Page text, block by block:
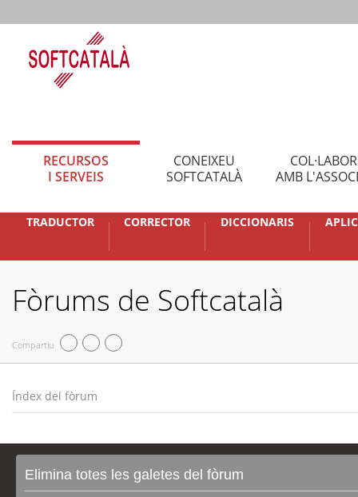
RECURSOS
I SERVEIS
CONEIXEU
SOFTCATALÀ
AMB
TRADUCTOR CORRECTOR DICCIONARIS
Fòrums de Softcatalà
Compartiu
Índex del fòrum
Elimina totes les galetes del fòrum